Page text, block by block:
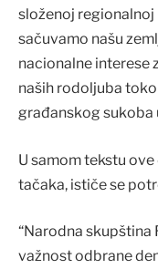
složenoj
sačuvamo našu
nacionalne interese
naših rodoljuba
građanskog sukoba
U samom tekstu
tačaka, ističe se
“Narodna skupština
važnost odbrane